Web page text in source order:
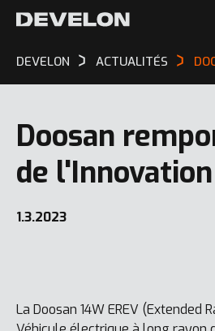
DEVELON ACTUALITÉS
Doosan
de
1.3.2023
La Doosan 14W EREV (Extended